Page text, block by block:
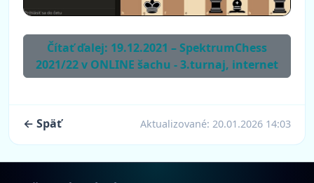
Čítať ďalej: 19.12.2021 – SpektrumChess
2021/22 v ONLINE šachu - 3.turnaj, internet
← Späť Aktualizované: 20.01.2026 14:03